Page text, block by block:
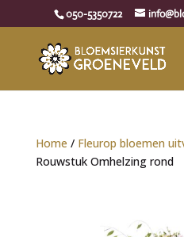
050-5350722
Home / Fleurop bloemen
Rouwstuk Omhelzing rond